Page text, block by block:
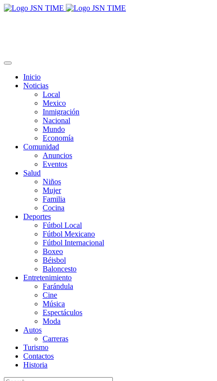
Inicio
Noticias
Local
Mexico
Inmigración
Nacional
Mundo
Economía
Comunidad
Anuncios
Eventos
Salud
Niños
Mujer
Familia
Cocina
Deportes
Fútbol Local
Fútbol Mexicano
Fútbol Internacional
Boxeo
Béisbol
Baloncesto
Entretenimiento
Farándula
Cine
Música
Espectáculos
Moda
Autos
Carreras
Turismo
Contactos
Historia